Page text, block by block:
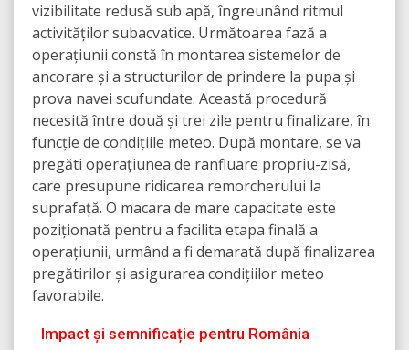
vizibilitate redusă sub apă, îngreunând ritmul
activităților subacvatice. Următoarea fază a
operațiunii constă în montarea sistemelor de
ancorare și a structurilor de prindere la pupa și
prova navei scufundate. Această procedură
necesită între două și trei zile pentru finalizare, în
funcție de condițiile meteo. După montare, se va
pregăti operațiunea de ranfluare propriu-zisă,
care presupune ridicarea remorcherului la
suprafață. O macara de mare capacitate este
poziționată pentru a facilita etapa finală a
operațiunii, urmând a fi demarată după finalizarea
pregătirilor și asigurarea condițiilor meteo
favorabile.
Impact și semnificație pentru România